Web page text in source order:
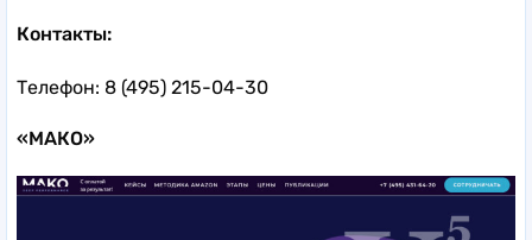
Контакты:
Телефон: 8 (495) 215-04-30
«МАКО»